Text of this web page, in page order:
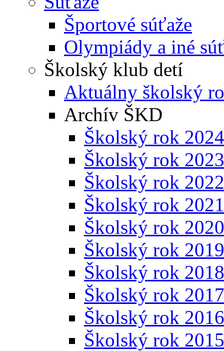
Športové súťaže
Olympiády a iné
Školský klub detí
Aktuálny školský
Archív ŠKD
Školský rok
Školský rok
Školský rok
Školský rok
Školský rok
Školský rok
Školský rok
Školský rok
Školský rok
Školský rok